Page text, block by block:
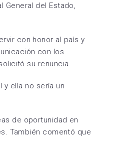
General del Estado,
con honor al país y
con los
su renuncia.
y ella no sería un
de oportunidad en
También comentó que